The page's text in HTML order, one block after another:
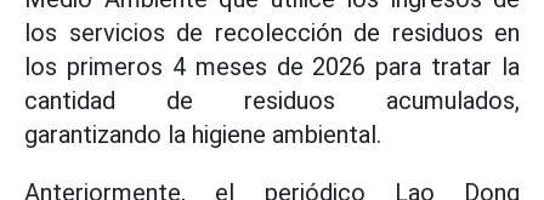
los servicios de recolección de residuos en
los primeros 4 meses de 2026 para tratar la
cantidad de residuos acumulados,
garantizando la higiene ambiental.
Anteriormente, el periódico Lao Dong